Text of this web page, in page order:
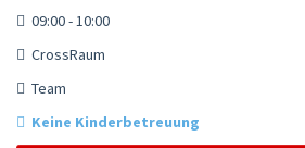
09:00 - 10:00
CrossRaum
Team
Keine Kinderbetreuung